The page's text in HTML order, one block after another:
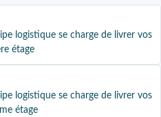
logistique se charge de livrer vos
première étage
logistique se charge de livrer vos
deuxième étage